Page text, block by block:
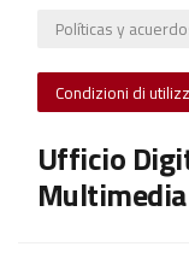
Políticas y
Condizioni di
Ufficio
Multimedia